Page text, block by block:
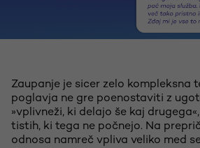
Zaupanje je sicer zelo kompleksna
poglavja ne gre poenostaviti z
»vplivneži, ki delajo še kaj
tistih, ki tega ne počnejo. Na
odnosa namreč vpliva veliko med